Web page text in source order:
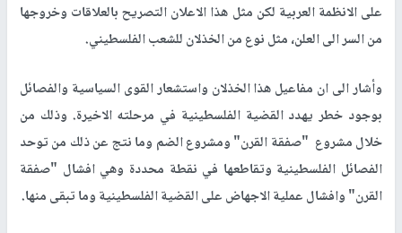
على الانظمة العربية لكن مثل هذا الاعلان التصريح بالعلاقات وخروجها
من السر الى العلن، مثل نوع من الخذلان للشعب الفلسطيني.
وأشار الى ان مفاعيل هذا الخذلان واستشعار القوى السياسية والفصائل
بوجود خطر يهدد القضية الفلسطينية في مرحلته الاخيرة. وذلك من
خلال مشروع "صفقة القرن" ومشروع الضم وما نتج عن ذلك من توحد
الفصائل الفلسطينية وتقاطعها في نقطة محددة وهي افشال "صفقة
القرن" وافشال عملية الاجهاض على القضية الفلسطينية وما تبقى منها.